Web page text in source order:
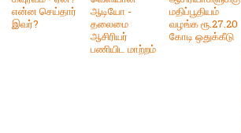
என்ன செய்தார்
இவர்?
ஆடியோ -
தலைமை
ஆசிரியர்
பணியிட மாற்றம்
மதிப்பூதியம்
வழங்க ரூ.27.20
கோடி ஒதுக்கீடு